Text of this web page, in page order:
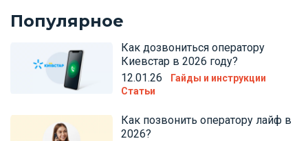
Популярное
Как дозвониться оператору
Киевстар в 2026 году?
12.01.26
Гайды и инструкции
Статьи
Как позвонить оператору лайф в
2026?